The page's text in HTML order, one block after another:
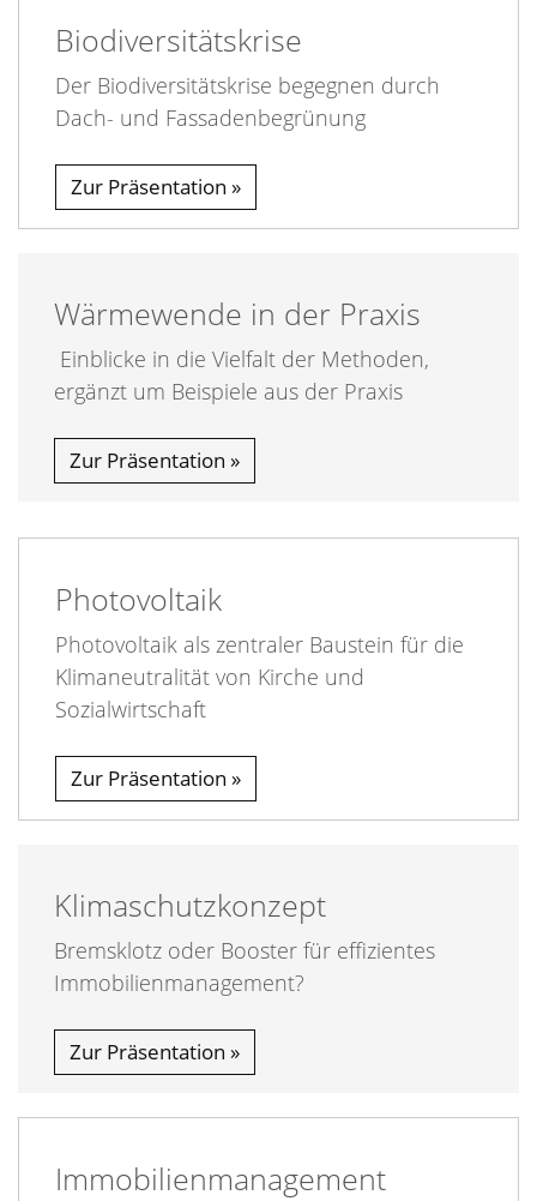
Biodiversitätskrise
Der Biodiversitätskrise begegnen durch
Dach- und Fassadenbegrünung
Zur Präsentation
Wärmewende in der Praxis
Einblicke in die Vielfalt der Methoden,
ergänzt um Beispiele aus der Praxis
Zur Präsentation
Photovoltaik
Photovoltaik als zentraler Baustein für die
Klimaneutralität von Kirche und
Sozialwirtschaft
Zur Präsentation
Klimaschutzkonzept
Bremsklotz oder Booster für effizientes
Immobilienmanagement?
Zur Präsentation
Immobilienmanagement